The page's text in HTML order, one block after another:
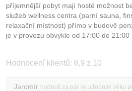
příjemnější pobyt mají hosté možnost
služeb wellness centra (parní sauna,
relaxační místnost) přímo v budově
je v provozu obvykle od 17:00 do 21:00
Hodnocení klientů: 8,9 z 10
Jaromír hodnotí za pár ve středním věku